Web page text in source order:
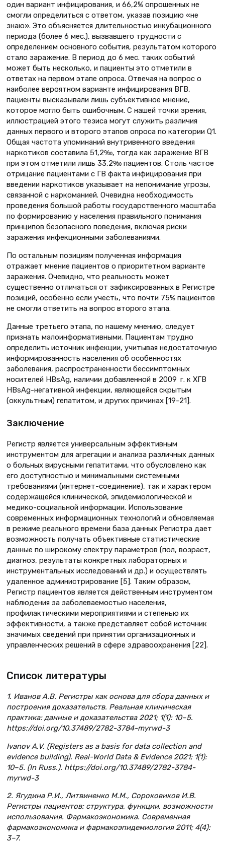
один вариант инфицирования, и 66,2% опрошенных не
смогли определиться с ответом, указав позицию «не
знаю». Это объясняется длительностью инкубационного
периода (более 6 мес.), вызвавшего трудности с
определением основного события, результатом которого
стало заражение. В период до 6 мес. таких событий
может быть несколько, и пациенты это отметили в
ответах на первом этапе опроса. Отвечая на вопрос о
наиболее вероятном варианте инфицирования ВГВ,
пациенты высказывали лишь субъективное мнение,
которое могло быть ошибочным. С нашей точки зрения,
иллюстрацией этого тезиса могут служить различия
данных первого и второго этапов опроса по категории Q1.
Общая частота упоминаний внутривенного введения
наркотиков составила 51,2‰, тогда как заражение ВГВ
при этом отметили лишь 33,2‰ пациентов. Столь частое
отрицание пациентами с ГВ факта инфицирования при
введении наркотиков указывает на непонимание угрозы,
связанной с наркоманией. Очевидна необходимость
проведения большой работы государственного масштаба
по формированию у населения правильного понимания
принципов безопасного поведения, включая риски
заражения инфекционными заболеваниями.
По остальным позициям полученная информация
отражает мнение пациентов о приоритетном варианте
заражения. Очевидно, что реальность может
существенно отличаться от зафиксированных в Регистре
позиций, особенно если учесть, что почти 75% пациентов
не смогли ответить на вопрос второго этапа.
Данные третьего этапа, по нашему мнению, следует
признать малоинформативными. Пациентам трудно
определить источник инфекции, учитывая недостаточную
информированность населения об особенностях
заболевания, распространенности бессимптомных
носителей HBsAg, наличии добавленной в 2009 г. к ХГВ
HBsAg-негативной инфекции, являющейся скрытым
(оккультным) гепатитом, и других причинах [19–21].
Заключение
Регистр является универсальным эффективным
инструментом для агрегации и анализа различных данных
о больных вирусными гепатитами, что обусловлено как
его доступностью и минимальными системными
требованиями (интернет-соединение), так и характером
содержащейся клинической, эпидемиологической и
медико-социальной информации. Использование
современных информационных технологий и обновляемая
в режиме реального времени база данных Регистра дает
возможность получать объективные статистические
данные по широкому спектру параметров (пол, возраст,
диагноз, результаты конкретных лабораторных и
инструментальных исследований и др.) и осуществлять
удаленное администрирование [5]. Таким образом,
Регистр пациентов является действенным инструментом
наблюдения за заболеваемостью населения,
профилактическими мероприятиями и степенью их
эффективности, а также представляет собой источник
значимых сведений при принятии организационных и
управленческих решений в сфере здравоохранения [22].
Список литературы
1. Иванов А.В. Регистры как основа для сбора данных и
построения доказательств. Реальная клиническая
практика: данные и доказательства 2021; 1(1): 10–5.
https://doi.org/10.37489/2782-3784-myrwd-3
Ivanov A.V. (Registers as a basis for data collection and
evidence building). Real-World Data & Evidence 2021; 1(1):
10–5. (In Russ.). https://doi.org/10.37489/2782-3784-
myrwd-3
2. Ягудина Р.И., Литвиненко М.М., Сороковиков И.В.
Регистры пациентов: структура, функции, возможности
использования. Фармакоэкономика. Современная
фармакоэкономика и фармакоэпидемиология 2011; 4(4):
3–7.